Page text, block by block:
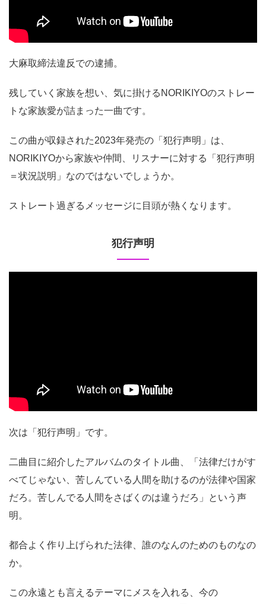
大麻取締法違反での逮捕。
残していく家族を想い、気に掛けるNORIKIYOのストレー
トな家族愛が詰まった一曲です。
この曲が収録された2023年発売の「犯行声明」は、
NORIKIYOから家族や仲間、リスナーに対する「犯行声明
＝状況説明」なのではないでしょうか。
ストレート過ぎるメッセージに目頭が熱くなります。
犯行声明
次は「犯行声明」です。
二曲目に紹介したアルバムのタイトル曲、「法律だけがす
べてじゃない、苦しんている人間を助けるのが法律や国家
だろ。苦しんでる人間をさばくのは違うだろ」という声
明。
都合よく作り上げられた法律、誰のなんのためのものなの
か。
この永遠とも言えるテーマにメスを入れる、今の